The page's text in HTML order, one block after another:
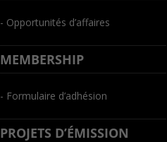
- Opportunités d’affaires
MEMBERSHIP
- Formulaire d’adhésion
PROJETS D’ÉMISSION